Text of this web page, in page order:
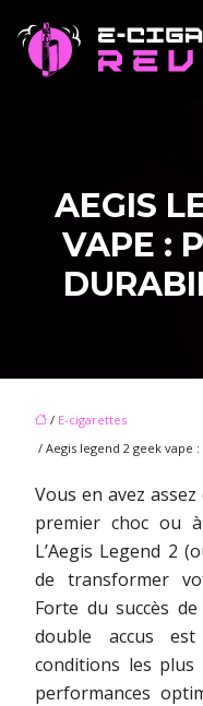
AEGIS
VAPE :
/ E-cigarettes
/ Aegis legend 2 geek vape
Vous en avez
premier choc ou
L’Aegis Legend 2
de transformer
Forte du succès
double accus
conditions les
performances